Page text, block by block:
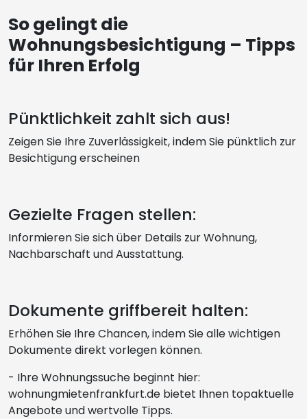
So gelingt die
Wohnungsbesichtigung – Tipps
für Ihren Erfolg
Pünktlichkeit zahlt sich aus!
Zeigen Sie Ihre Zuverlässigkeit, indem Sie pünktlich zur
Besichtigung erscheinen
Gezielte Fragen stellen:
Informieren Sie sich über Details zur Wohnung,
Nachbarschaft und Ausstattung.
Dokumente griffbereit halten:
Erhöhen Sie Ihre Chancen, indem Sie alle wichtigen
Dokumente direkt vorlegen können.
- Ihre Wohnungssuche beginnt hier:
wohnungmietenfrankfurt.de bietet Ihnen topaktuelle
Angebote und wertvolle Tipps.